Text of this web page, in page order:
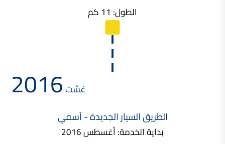
الطول: 11 كم
غشت2016
الطريق السيار الجديدة - آسفي
بداية الخدمة: أغسطس 2016